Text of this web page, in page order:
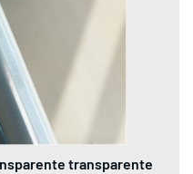
transparente